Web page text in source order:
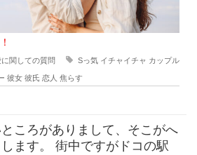
関しての質問 Sっ気 イチャイチャ カップル
彼女 彼氏 恋人 焦らす
ころがありまして、そこがへ
ます。 街中ですがドコの駅